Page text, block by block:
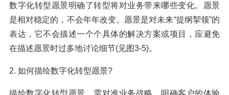
数字化转型愿景明确了转型将对业务带来哪些变化。愿景
是相对稳定的，不会年年改变。愿景是对未来“提纲挈领”的
表达，它不会描述一个个具体的解决方案或项目，应避免
在描述愿景时过多地讨论细节(见图3-5)。
2. 如何描绘数字化转型愿景?
描绘数字化转型愿景，需对准业务战略，明确客户的体验